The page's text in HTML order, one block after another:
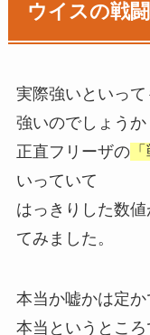
ウイスの戦
実際強いといっ
強いのでしょうか
正直フリーザの「
いっていて
はっきりした数
てみました。
本当か嘘かは定か
本当というところ